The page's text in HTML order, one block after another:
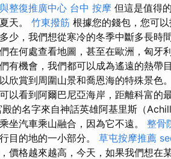
整復推廣中心 台中 按摩 但這是值得
天。 竹東撥筋 根據您的錢包，您可
少，我們想從寒冷的冬季中斷多長時
在何處查看地圖，甚至在歐洲，匈牙
有機會，我們都可以成為遙遠的熱帶
欣賞到周圍山景和喬恩海的特殊景色。
以看到阿爾巴尼亞海岸，距離科富的
殿的名字來自神話英雄阿基里斯（
坐汽車乘山融合，因為它不遠。 整骨
目的地的一小部分。 草屯按摩推薦
價格越來越高，今天，如果我們想在